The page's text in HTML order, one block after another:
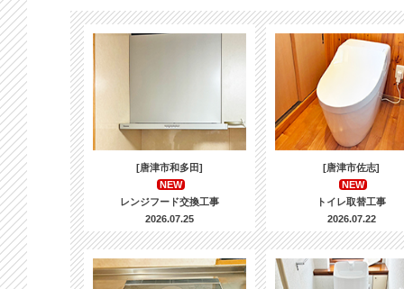
[唐津市和多田]
NEW
レンジフード交換工事
2026.07.25
[唐津市佐志]
NEW
トイレ取替工事
2026.07.22